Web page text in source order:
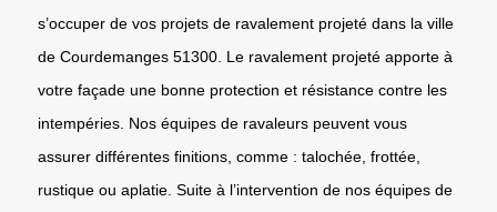
s’occuper de vos projets de ravalement projeté dans la ville
de Courdemanges 51300. Le ravalement projeté apporte à
votre façade une bonne protection et résistance contre les
intempéries. Nos équipes de ravaleurs peuvent vous
assurer différentes finitions, comme : talochée, frottée,
rustique ou aplatie. Suite à l’intervention de nos équipes de